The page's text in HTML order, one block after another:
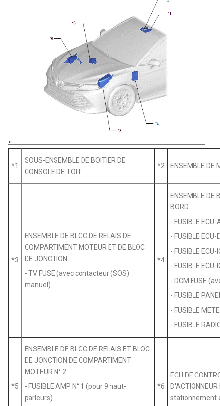
*1
SOUS-ENSEMBLE DE BOITIER DE
CONSOLE DE TOIT
*2 ENSEMBLE DE
*3
ENSEMBLE DE BLOC DE RELAIS DE
COMPARTIMENT MOTEUR ET DE BLOC
DE JONCTION
- TV FUSE (avec contacteur (SOS)
manuel)
*4
ENSEMBLE DE
BORD
- FUSIBLE ECU-
- FUSIBLE ECU-
- FUSIBLE ECU-
- FUSIBLE
- DCM FUSE
- FUSIBLE
- FUSIBLE
- FUSIBLE
*5
ENSEMBLE DE BLOC DE RELAIS ET BLOC
DE JONCTION DE COMPARTIMENT
MOTEUR N° 2
- FUSIBLE AMP N° 1 (pour 9 haut-
parleurs)
*6
ECU DE
stationnement